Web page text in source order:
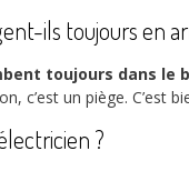
ils toujours en
toujours dans le
c’est un piège. C’est
?